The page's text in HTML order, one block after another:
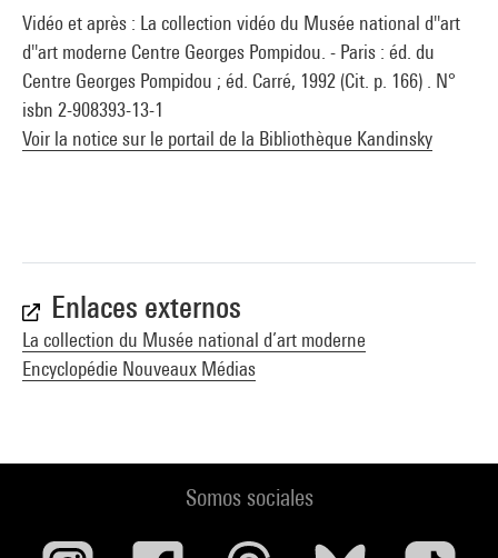
Vidéo et après : La collection vidéo du Musée national d''art
d''art moderne Centre Georges Pompidou. - Paris : éd. du
Centre Georges Pompidou ; éd. Carré, 1992 (Cit. p. 166) . N°
isbn 2-908393-13-1
Voir la notice sur le portail de la Bibliothèque Kandinsky
Enlaces externos
La collection du Musée national d’art moderne
Encyclopédie Nouveaux Médias
Somos sociales